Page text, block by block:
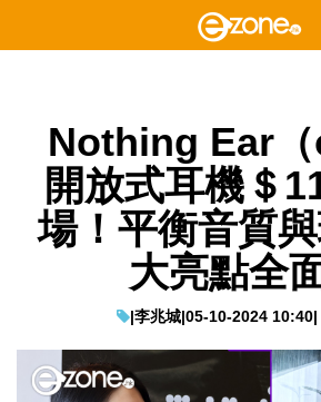
Nothing Ear（
開放式耳機＄
場！平衡音質
大亮點全
|李兆城|05-10-2024 10:40|